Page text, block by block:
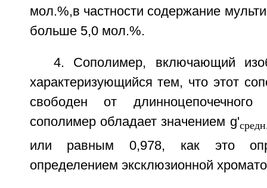
мол.%,в частности содержание
больше 5,0 мол.%.
4. Сополимер, включающий
характеризующийся тем, что этот
свободен от длинноцепочечного
сополимер обладает значением g'
или равным 0,978, как это
определением эксклюзионной